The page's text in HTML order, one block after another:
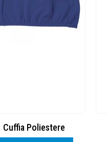
BS600 – 5139960